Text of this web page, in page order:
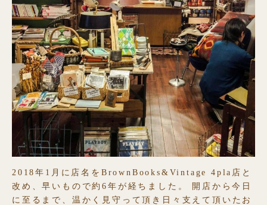
2018年1月に店名をBrownBooks&Vintage 4pla店と
改め、早いもので約6年が経ちました。 開店から今日
に至るまで、温かく見守って頂き日々支えて頂いたお